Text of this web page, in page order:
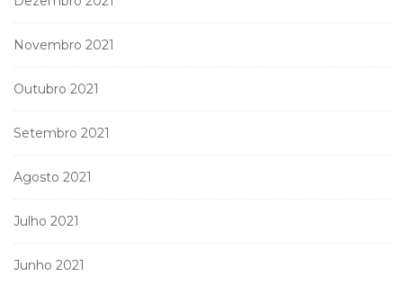
Novembro 2021
Outubro 2021
Setembro 2021
Agosto 2021
Julho 2021
Junho 2021